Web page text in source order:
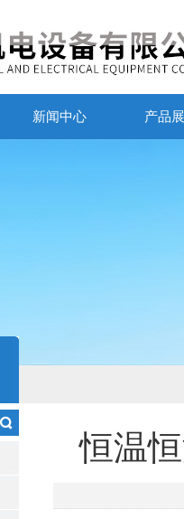
新闻中心 产品
恒温